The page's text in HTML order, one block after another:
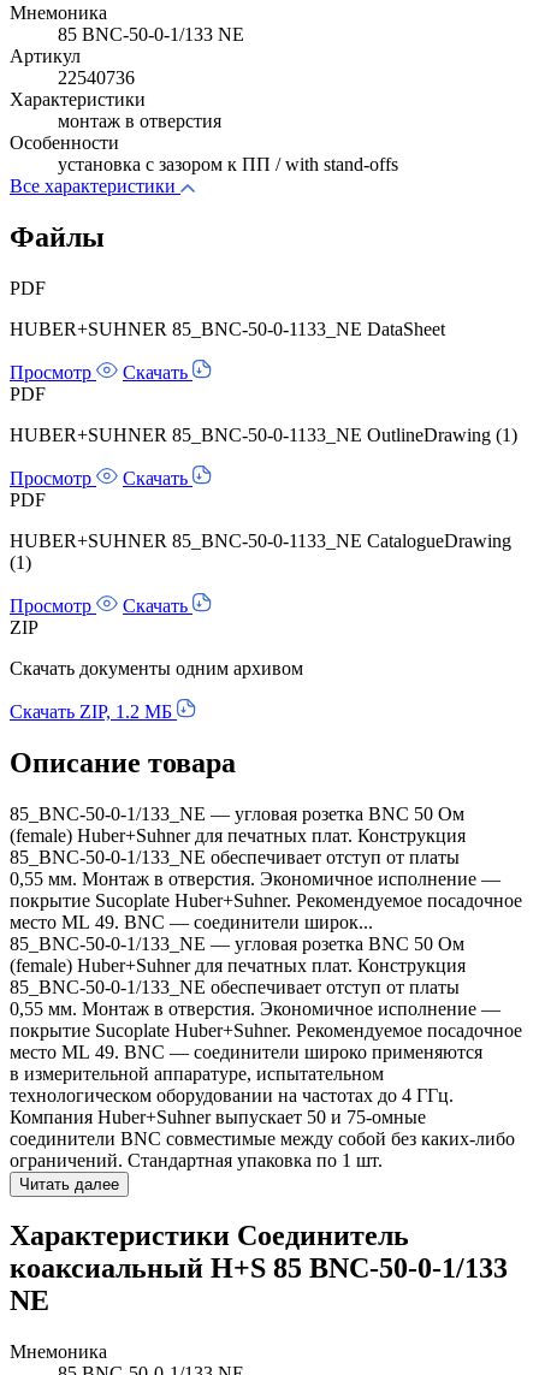
Мнемоника
85 BNC-50-0-1/133 NE
Артикул
22540736
Характеристики
монтаж в отверстия
Особенности
установка с зазором к ПП / with stand-offs
Все характеристики
Файлы
PDF
HUBER+SUHNER 85_BNC-50-0-1133_NE DataSheet
Просмотр
Скачать
PDF
HUBER+SUHNER 85_BNC-50-0-1133_NE OutlineDrawing (1)
Просмотр
Скачать
PDF
HUBER+SUHNER 85_BNC-50-0-1133_NE CatalogueDrawing
(1)
Просмотр
Скачать
ZIP
Скачать документы одним архивом
Скачать ZIP, 1.2 МБ
Описание товара
85_BNC-50-0-1/133_NE — угловая розетка BNC 50 Ом
(female) Huber+Suhner для печатных плат. Конструкция
85_BNC-50-0-1/133_NE обеспечивает отступ от платы
0,55 мм. Монтаж в отверстия. Экономичное исполнение —
покрытие Sucoplate Huber+Suhner. Рекомендуемое посадочное
место ML 49. BNC — соединители широк...
85_BNC-50-0-1/133_NE — угловая розетка BNC 50 Ом
(female) Huber+Suhner для печатных плат. Конструкция
85_BNC-50-0-1/133_NE обеспечивает отступ от платы
0,55 мм. Монтаж в отверстия. Экономичное исполнение —
покрытие Sucoplate Huber+Suhner. Рекомендуемое посадочное
место ML 49. BNC — соединители широко применяются
в измерительной аппаратуре, испытательном
технологическом оборудовании на частотах до 4 ГГц.
Компания Huber+Suhner выпускает 50 и 75-омные
соединители BNC совместимые между собой без каких-либо
ограничений. Стандартная упаковка по 1 шт.
Читать далее
Характеристики Соединитель
коаксиальный H+S 85 BNC-50-0-1/133
NE
Мнемоника